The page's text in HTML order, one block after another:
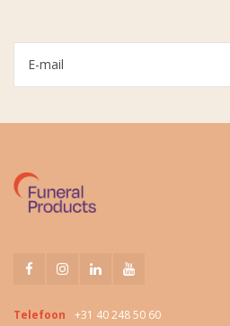
Telefoon
+31 40 248 50 60